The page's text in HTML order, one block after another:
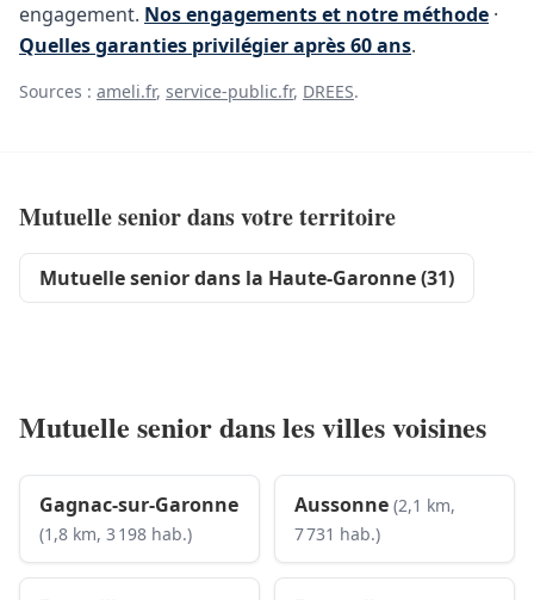
engagement. Nos engagements et notre méthode ·
Quelles garanties privilégier après 60 ans.
Sources : ameli.fr, service-public.fr, DREES.
Mutuelle senior dans votre territoire
Mutuelle senior dans la Haute-Garonne (31)
Mutuelle senior dans les villes voisines
Gagnac-sur-Garonne
(1,8 km, 3 198 hab.)
Aussonne (2,1 km,
7 731 hab.)